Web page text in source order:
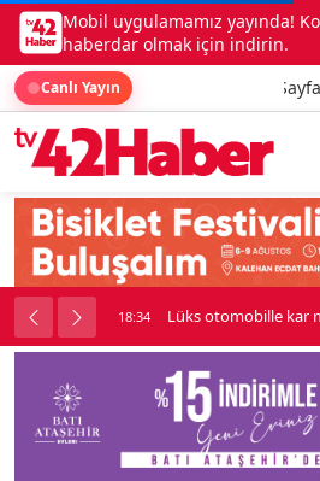
Mobil uygulamamız yayında!
haberdar olmak için indirin.
Canlı Yayın Ana Sayfa
kavga çıktı 18:34 Lüks otomobille kar